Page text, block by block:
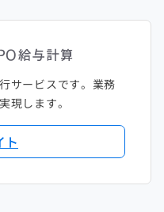
サービスです。業務
現します。
ト